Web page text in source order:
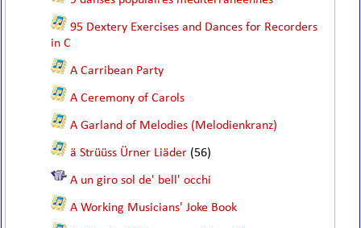
95 Dextery Exercises and Dances for Recorders
in C
A Carribean Party
A Ceremony of Carols
A Garland of Melodies (Melodienkranz)
ä Strüüss Ürner Liäder (56)
A un giro sol de' bell' occhi
A Working Musicians' Joke Book